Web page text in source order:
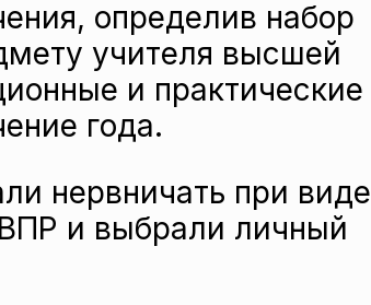
определив набор
учителя высшей
и практические
года.
нервничать при виде
и выбрали личный